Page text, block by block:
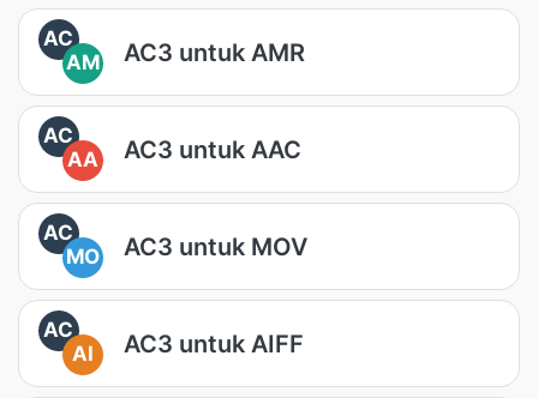
AC
AM
AC3 untuk AMR
AC
AA
AC3 untuk AAC
AC
MO
AC3 untuk MOV
AC
AI
AC3 untuk AIFF